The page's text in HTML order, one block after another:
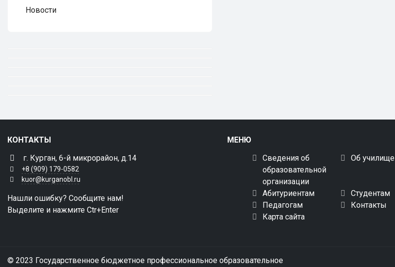
Новости
КОНТАКТЫ
г. Курган, 6-й микрорайон, д.14
+8 (909) 179-0582
kuor@kurganobl.ru
Нашли ошибку? Сообщите нам!
Выделите и нажмите Ctr+Enter
МЕНЮ
Сведения об
образовательной
организации
Об училище
Абитуриентам
Студентам
Педагогам
Контакты
Карта сайта
© 2023 Государственное бюджетное профессиональное образовательное